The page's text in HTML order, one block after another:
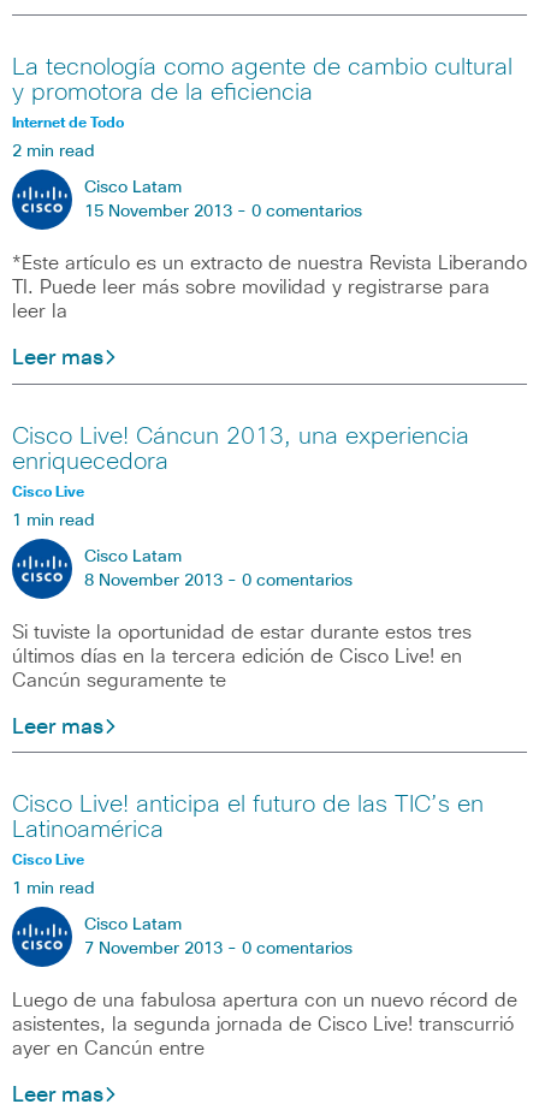
La tecnología como agente de cambio cultural
y promotora de la eficiencia
Internet de Todo
2 min read
Cisco Latam
15 November 2013 - 0 comentarios
*Este artículo es un extracto de nuestra Revista Liberando
TI. Puede leer más sobre movilidad y registrarse para
leer la
Leer mas
Cisco Live! Cáncun 2013, una experiencia
enriquecedora
Cisco Live
1 min read
Cisco Latam
8 November 2013 - 0 comentarios
Si tuviste la oportunidad de estar durante estos tres
últimos días en la tercera edición de Cisco Live! en
Cancún seguramente te
Leer mas
Cisco Live! anticipa el futuro de las TIC’s en
Latinoamérica
Cisco Live
1 min read
Cisco Latam
7 November 2013 - 0 comentarios
Luego de una fabulosa apertura con un nuevo récord de
asistentes, la segunda jornada de Cisco Live! transcurrió
ayer en Cancún entre
Leer mas